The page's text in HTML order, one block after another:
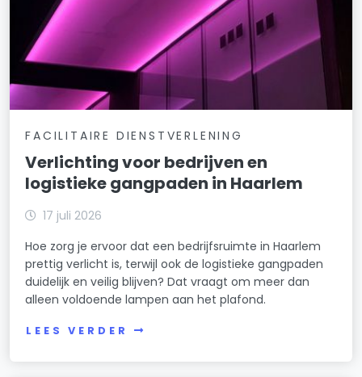
FACILITAIRE DIENSTVERLENING
Verlichting voor bedrijven en
logistieke gangpaden in Haarlem
17 juli 2026
Hoe zorg je ervoor dat een bedrijfsruimte in Haarlem
prettig verlicht is, terwijl ook de logistieke gangpaden
duidelijk en veilig blijven? Dat vraagt om meer dan
alleen voldoende lampen aan het plafond.
LEES VERDER